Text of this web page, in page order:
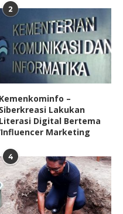
2
Kemenkominfo –
Siberkreasi Lakukan
Literasi Digital Bertema
Marketing
4